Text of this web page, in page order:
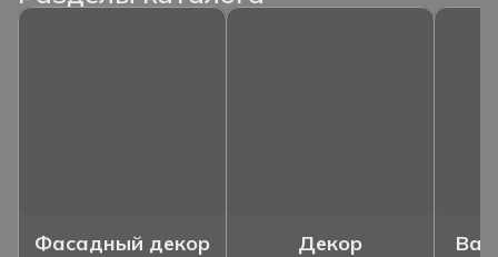
Фасадный декор Декор